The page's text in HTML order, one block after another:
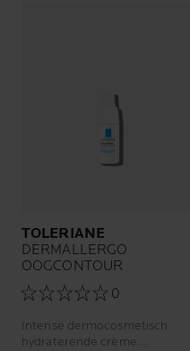
TOLERIANE
DERMALLERGO
OOGCONTOUR
0
Intense dermocosmetisch
hydraterende crème.